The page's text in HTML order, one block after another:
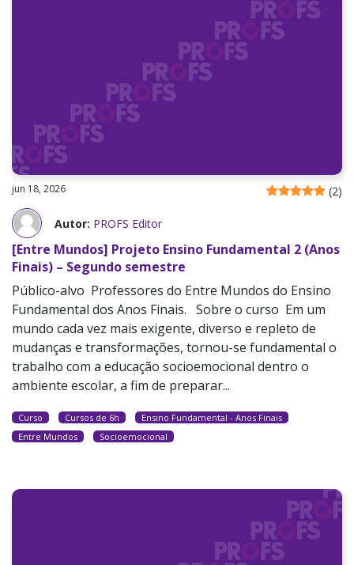
jun 18, 2026 (2)
Autor: PROFS Editor
[Entre Mundos] Projeto Ensino Fundamental 2 (Anos
Finais) – Segundo semestre
Público-alvo Professores do Entre Mundos do Ensino
Fundamental dos Anos Finais. Sobre o curso Em um
mundo cada vez mais exigente, diverso e repleto de
mudanças e transformações, tornou-se fundamental o
trabalho com a educação socioemocional dentro o
ambiente escolar, a fim de preparar...
Curso Cursos de 6h
Ensino Fundamental - Anos Finais
Entre Mundos
Socioemocional